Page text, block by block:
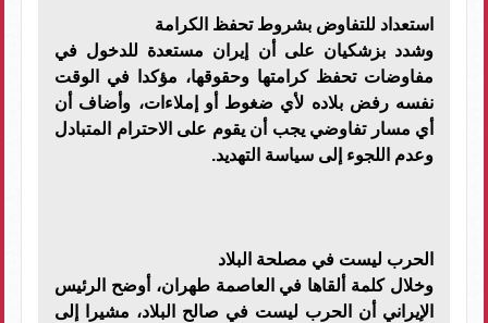
استعداد للتفاوض بشروط تحفظ الكرامة
وشدد بزشكيان على أن إيران مستعدة للدخول في
مفاوضات تحفظ كرامتها وحقوقها، مؤكدا في الوقت
نفسه رفض بلاده لأي ضغوط أو إملاءات، وأضاف أن
أي مسار تفاوضي يجب أن يقوم على الاحترام المتبادل
وعدم اللجوء إلى سياسة التهديد.
الحرب ليست في مصلحة البلاد
وخلال كلمة ألقاها في العاصمة طهران، أوضح الرئيس
الإيراني أن الحرب ليست في صالح البلاد، مشيرا إلى